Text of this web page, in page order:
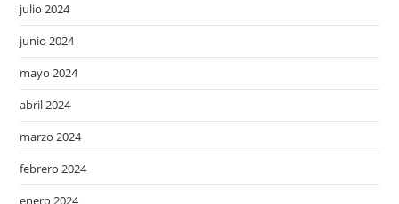
julio 2024
junio 2024
mayo 2024
abril 2024
marzo 2024
febrero 2024
enero 2024